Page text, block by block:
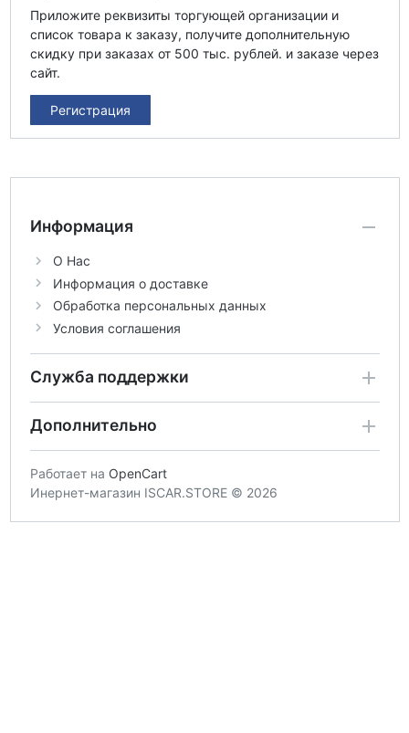
Приложите реквизиты торгующей организации и
список товара к заказу, получите дополнительную
скидку при заказах от 500 тыс. рублей. и заказе через
сайт.
Регистрация
Информация
О Нас
Информация о доставке
Обработка персональных данных
Условия соглашения
Служба поддержки
Дополнительно
Работает на OpenCart
Инернет-магазин ISCAR.STORE © 2026